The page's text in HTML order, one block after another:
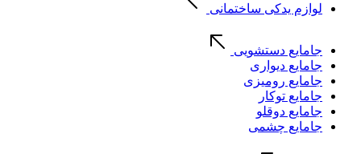
لوازم یدکی ساختمانی
جامایع دستشویی
جامایع دیواری
جامایع رومیزی
جامایع توکار
جامایع دوقلو
جامایع چشمی